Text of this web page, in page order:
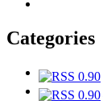
Categories